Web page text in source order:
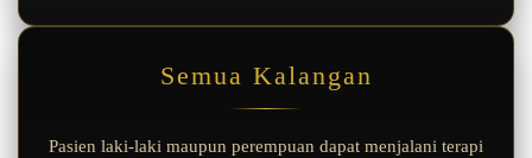
Semua Kalangan
Pasien laki-laki maupun perempuan dapat menjalani terapi